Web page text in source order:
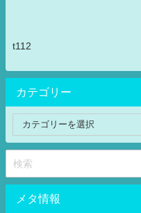
t112
カテゴリー
メタ情報